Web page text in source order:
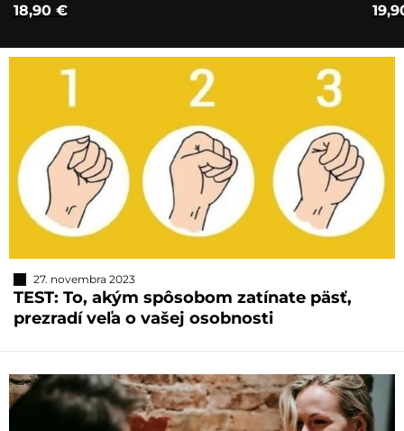
18,90 €
27. novembra 2023
TEST: To, akým spôsobom zatínate päsť,
prezradí veľa o vašej osobnosti